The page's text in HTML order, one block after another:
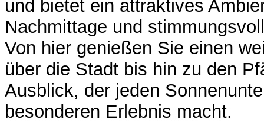
und bietet ein attraktives
Nachmittage und
Von hier genießen Sie einen
über die Stadt bis hin zu den
Ausblick, der jeden
besonderen Erlebnis macht.